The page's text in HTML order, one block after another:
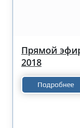
Прямой
2018
Подробнее